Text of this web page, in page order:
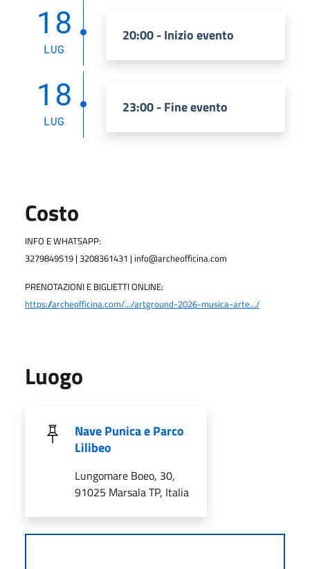
18
LUG
20:00 - Inizio evento
18
LUG
23:00 - Fine evento
Costo
INFO E WHATSAPP:
3279849519 | 3208361431 | info@archeofficina.com
PRENOTAZIONI E BIGLIETTI ONLINE:
https://archeofficina.com/.../artground-2026-musica-arte.../
Luogo
Nave Punica e Parco
Lilibeo
Lungomare Boeo, 30,
91025 Marsala TP, Italia